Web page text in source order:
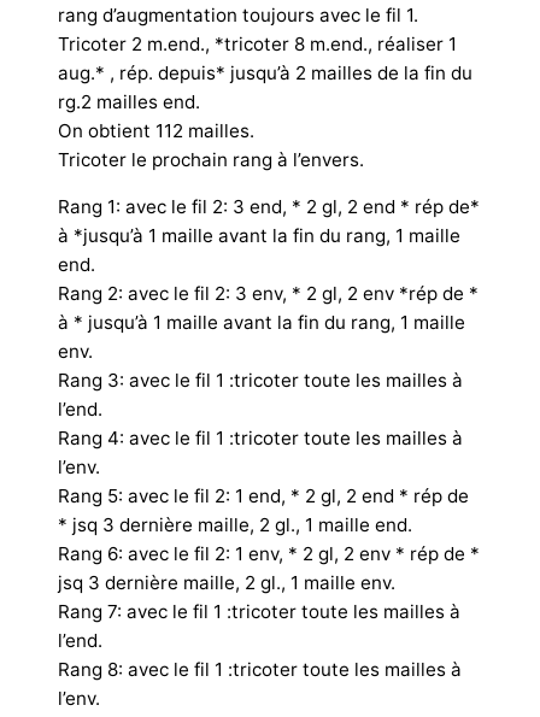
rang d’augmentation toujours avec le fil 1.
Tricoter 2 m.end., *tricoter 8 m.end., réaliser 1
aug.* , rép. depuis* jusqu’à 2 mailles de la fin du
rg.2 mailles end.
On obtient 112 mailles.
Tricoter le prochain rang à l’envers.
Rang 1: avec le fil 2: 3 end, * 2 gl, 2 end * rép de*
à *jusqu’à 1 maille avant la fin du rang, 1 maille
end.
Rang 2: avec le fil 2: 3 env, * 2 gl, 2 env *rép de *
à * jusqu’à 1 maille avant la fin du rang, 1 maille
env.
Rang 3: avec le fil 1 :tricoter toute les mailles à
l’end.
Rang 4: avec le fil 1 :tricoter toute les mailles à
l’env.
Rang 5: avec le fil 2: 1 end, * 2 gl, 2 end * rép de
* jsq 3 dernière maille, 2 gl., 1 maille end.
Rang 6: avec le fil 2: 1 env, * 2 gl, 2 env * rép de *
jsq 3 dernière maille, 2 gl., 1 maille env.
Rang 7: avec le fil 1 :tricoter toute les mailles à
l’end.
Rang 8: avec le fil 1 :tricoter toute les mailles à
l’env.